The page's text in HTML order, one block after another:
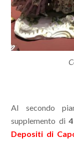
Al secondo
supplemento di
Depositi di